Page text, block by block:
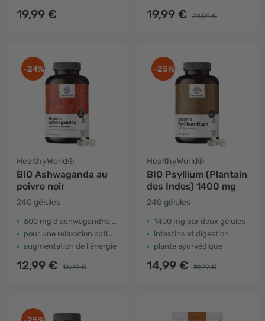
19,99 € 19,99 € 24,99 €
-24%
HealthyWorld®
BIO Ashwaganda au
poivre noir
240 gélules
600 mg d'ashwagandha par gélule
pour une relaxation optimale
augmentation de l'énergie
12,99 € 16,99 €
-25%
HealthyWorld®
BIO Psyllium (Plantain
des Indes) 1400 mg
240 gélules
1400 mg par deux gélules
intestins et digestion
plante ayurvédique
14,99 € 19,99 €